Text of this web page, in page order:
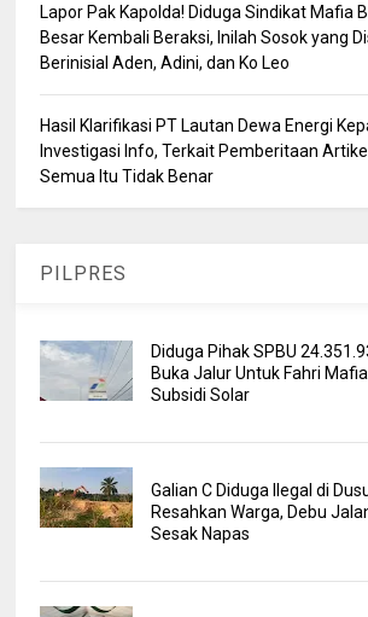
Lapor Pak Kapolda! Diduga Sindikat Mafia
Besar Kembali Beraksi, Inilah Sosok yang
Berinisial Aden, Adini, dan Ko Leo
Hasil Klarifikasi PT Lautan Dewa Energi
Investigasi Info, Terkait Pemberitaan
Semua Itu Tidak Benar
PILPRES
Diduga Pihak SPBU
Buka Jalur Untuk Fahri
Subsidi Solar
Galian C Diduga Ilegal di
Resahkan Warga, Debu
Sesak Napas